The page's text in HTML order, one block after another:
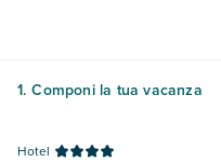
1. Componi la tua vacanza
Hotel